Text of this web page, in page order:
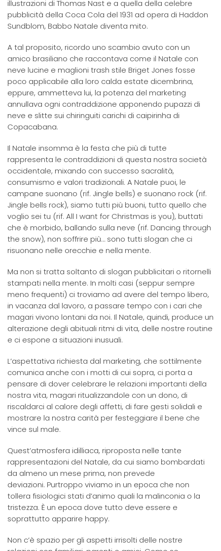
illustrazioni di Thomas Nast e a quella della celebre
pubblicità della Coca Cola del 1931 ad opera di Haddon
Sundblom, Babbo Natale diventa mito.
A tal proposito, ricordo uno scambio avuto con un
amico brasiliano che raccontava come il Natale con
neve lucine e maglioni trash stile Briget Jones fosse
poco applicabile alla loro calda estate dicembrina,
eppure, ammetteva lui, la potenza del marketing
annullava ogni contraddizione apponendo pupazzi di
neve e slitte sui chiringuiti carichi di caipirinha di
Copacabana.
Il Natale insomma è la festa che più di tutte
rappresenta le contraddizioni di questa nostra società
occidentale, mixando con successo sacralità,
consumismo e valori tradizionali. A Natale puoi, le
campane suonano (rif. Jingle bells) e suonano rock (rif.
Jingle bells rock), siamo tutti più buoni, tutto quello che
voglio sei tu (rif. All I want for Christmas is you), buttati
che è morbido, ballando sulla neve (rif. Dancing through
the snow), non soffrire più… sono tutti slogan che ci
risuonano nelle orecchie e nella mente.
Ma non si tratta soltanto di slogan pubblicitari o ritornelli
stampati nella mente. In molti casi (seppur sempre
meno frequenti) ci troviamo ad avere del tempo libero,
in vacanza dal lavoro, a passare tempo con i cari che
magari vivono lontani da noi. Il Natale, quindi, produce un
alterazione degli abituali ritmi di vita, delle nostre routine
e ci espone a situazioni inusuali.
L’aspettativa richiesta dal marketing, che sottilmente
comunica anche con i motti di cui sopra, ci porta a
pensare di dover celebrare le relazioni importanti della
nostra vita, magari ritualizzandole con un dono, di
riscaldarci al calore degli affetti, di fare gesti solidali e
mostrare la nostra carità per festeggiare il bene che
vince sul male.
Quest’atmosfera idilliaca, riproposta nelle tante
rappresentazioni del Natale, da cui siamo bombardati
da almeno un mese prima, non prevede
deviazioni. Purtroppo viviamo in un epoca che non
tollera fisiologici stati d’animo quali la malinconia o la
tristezza. È un epoca dove tutto deve essere e
soprattutto apparire happy.
Non c’è spazio per gli aspetti irrisolti delle nostre